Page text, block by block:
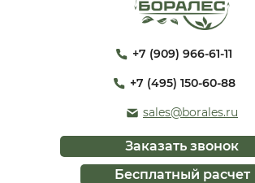
+7 (909) 966-61-11
+7 (495) 150-60-88
sales@borales.ru
Заказать звонок
Бесплатный расчет